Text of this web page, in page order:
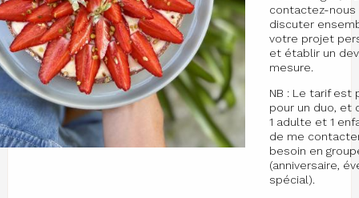
contactez-nous
discuter
votre projet
et établir un
mesure.
NB : Le tarif est
pour un duo, et
1 adulte et 1
de me
besoin en
(anniversaire,
spécial).